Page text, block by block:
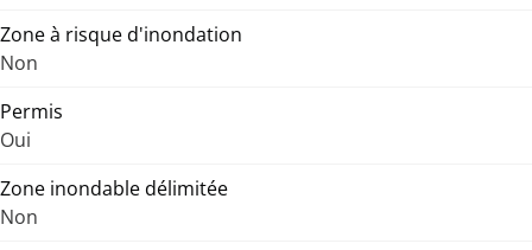
Zone à risque d'inondation
Non
Permis
Oui
Zone inondable délimitée
Non